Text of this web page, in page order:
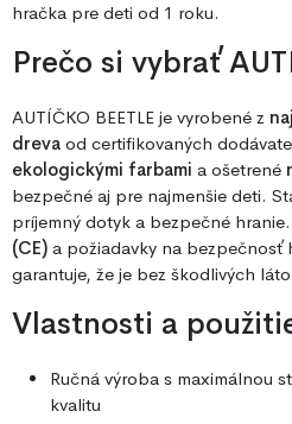
hračka pre deti od 1 roku.
Prečo si vybrať
AUTÍČKO BEETLE je vyrobené z
dreva od certifikovaných
ekologickými farbami a ošetrené
bezpečné aj pre najmenšie deti.
príjemný dotyk a bezpečné
(CE) a požiadavky na bezpečnosť
garantuje, že je bez škodlivých
Vlastnosti a
Ručná výroba s maximálnou
kvalitu